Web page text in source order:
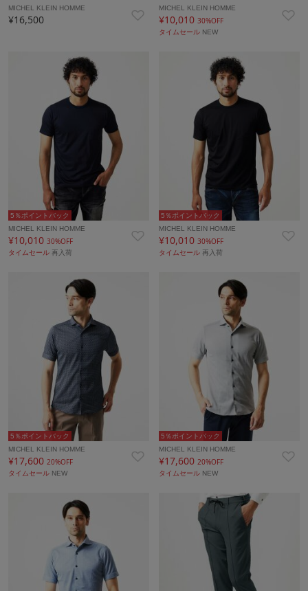
MICHEL KLEIN HOMME
¥16,500
MICHEL KLEIN HOMME
¥10,01030%OFF
タイムセール NEW
5％ポイントバック
MICHEL KLEIN HOMME
¥10,010 30%OFF
タイムセール 再入荷
5％ポイントバック
MICHEL KLEIN HOMME
¥10,01030%OFF
タイムセール再入荷
5％ポイントバック
MICHEL KLEIN HOMME
¥17,600 20%OFF
タイムセール NEW
5％ポイントバック
MICHEL KLEIN HOMME
¥17,600 20%OFF
タイムセール NEW